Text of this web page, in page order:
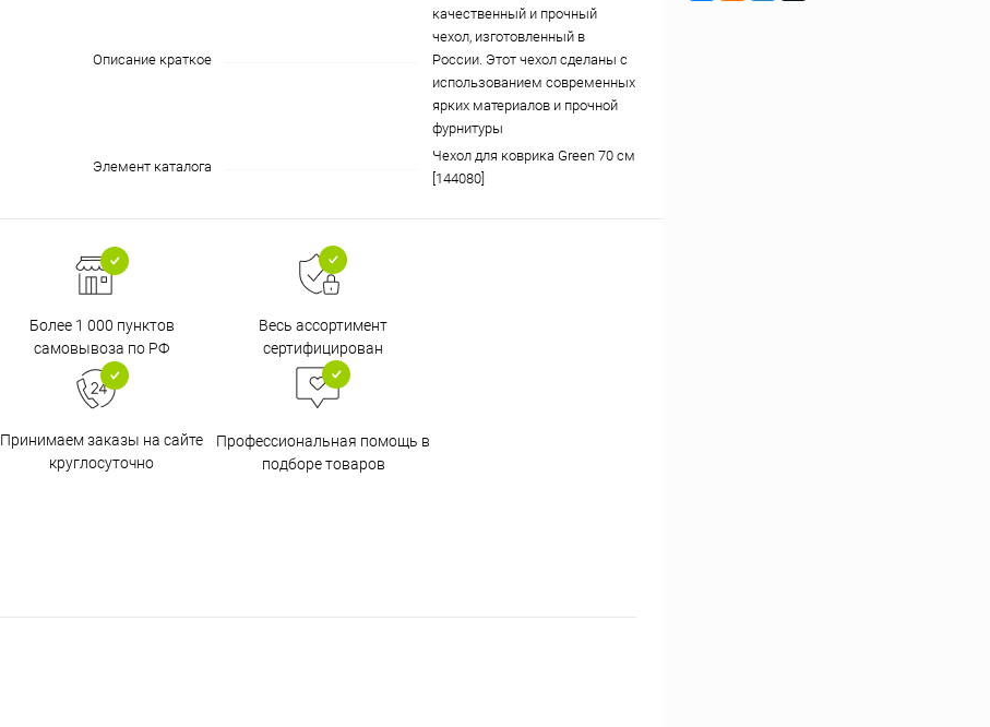
Описание краткое
качественный и прочный
чехол, изготовленный в
России. Этот чехол сделаны с
использованием современных
ярких материалов и прочной
фурнитуры
Элемент каталога
Чехол для коврика Green 70 см
[144080]
Более 1 000 пунктов
самовывоза по РФ
Весь ассортимент
сертифицирован
Принимаем заказы на сайте
круглосуточно
Профессиональная помощь в
подборе товаров